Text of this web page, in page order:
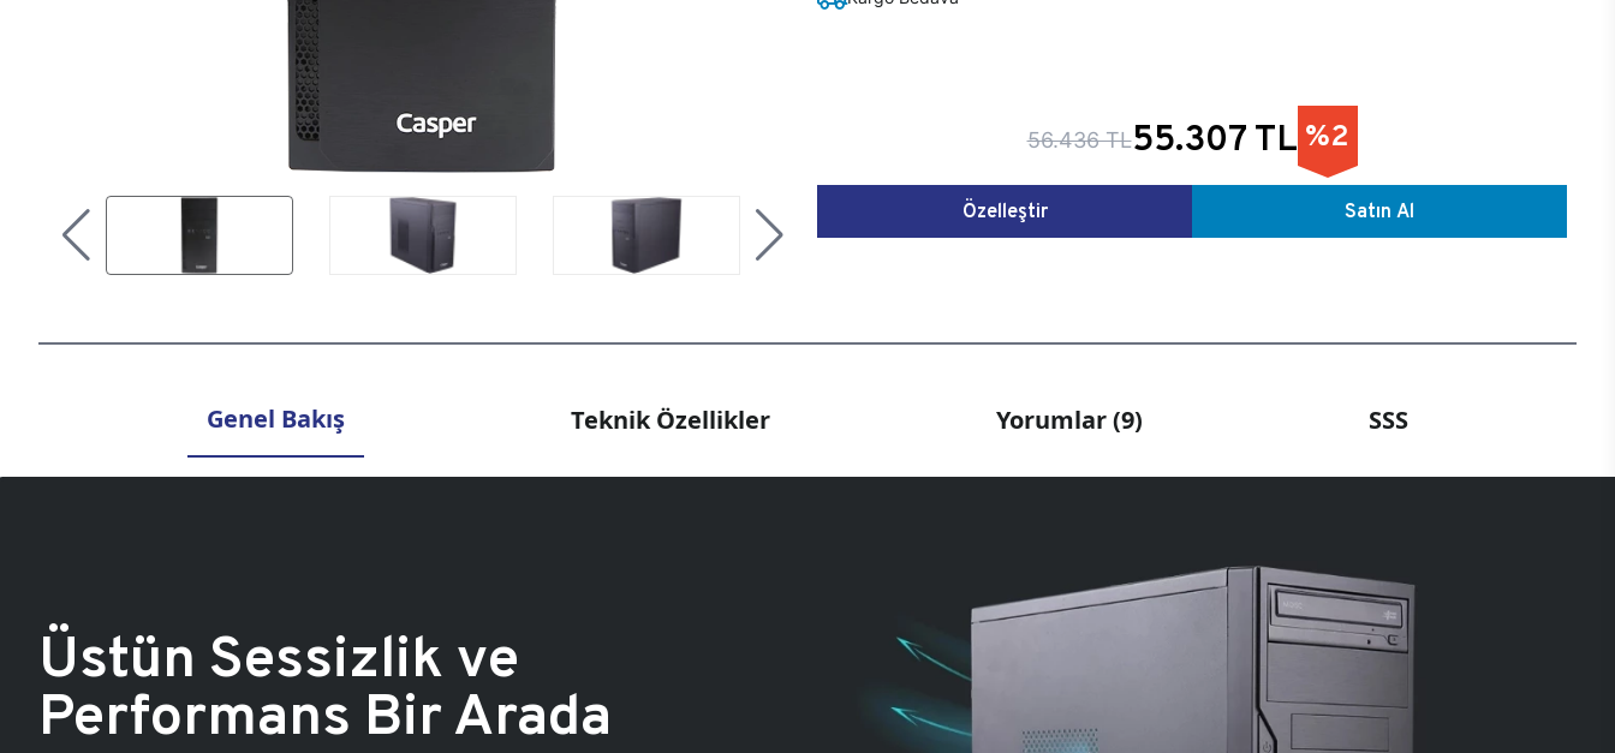
56.436 TL55.307 TL %2
Özelleştir Satın Al
Genel Bakış Teknik Özellikler Yorumlar (9) SSS
Üstün Sessizlik ve
Performans Bir Arada